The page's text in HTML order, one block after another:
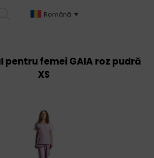
Română
pentru femei GAIA roz pudră
XS